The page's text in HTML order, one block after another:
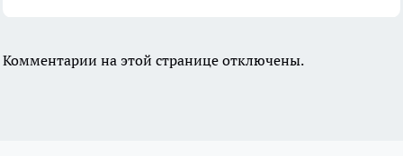
Комментарии на этой странице отключены.